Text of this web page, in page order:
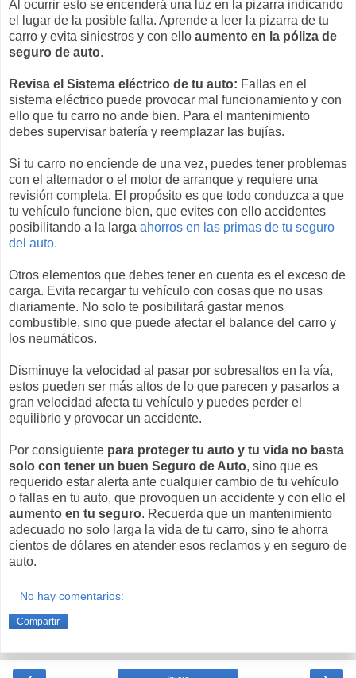
Al ocurrir esto se encenderá una luz en la pizarra indicando
el lugar de la posible falla. Aprende a leer la pizarra de tu
carro y evita siniestros y con ello aumento en la póliza de
seguro de auto.
Revisa el Sistema eléctrico de tu auto: Fallas en el
sistema eléctrico puede provocar mal funcionamiento y con
ello que tu carro no ande bien. Para el mantenimiento
debes supervisar batería y reemplazar las bujías.
Si tu carro no enciende de una vez, puedes tener problemas
con el alternador o el motor de arranque y requiere una
revisión completa. El propósito es que todo conduzca a que
tu vehículo funcione bien, que evites con ello accidentes
posibilitando a la larga ahorros en las primas de tu seguro
del auto.
Otros elementos que debes tener en cuenta es el exceso de
carga. Evita recargar tu vehículo con cosas que no usas
diariamente. No solo te posibilitará gastar menos
combustible, sino que puede afectar el balance del carro y
los neumáticos.
Disminuye la velocidad al pasar por sobresaltos en la vía,
estos pueden ser más altos de lo que parecen y pasarlos a
gran velocidad afecta tu vehículo y puedes perder el
equilibrio y provocar un accidente.
Por consiguiente para proteger tu auto y tu vida no basta
solo con tener un buen Seguro de Auto, sino que es
requerido estar alerta ante cualquier cambio de tu vehículo
o fallas en tu auto, que provoquen un accidente y con ello el
aumento en tu seguro. Recuerda que un mantenimiento
adecuado no solo larga la vida de tu carro, sino te ahorra
cientos de dólares en atender esos reclamos y en seguro de
auto.
No hay comentarios:
Compartir